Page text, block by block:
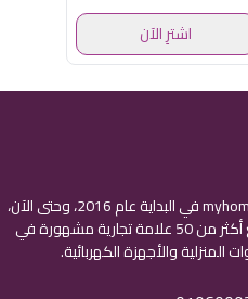
اشترِ الآن
تأسست myhome في البداية عام 2016، وحتى الآن،
نتعاون مع أكثر من 50 علامة تجارية مشهورة في
المنزلية والأجهزة الكهربائية.